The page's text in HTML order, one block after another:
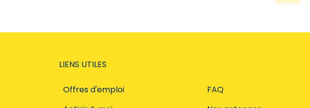
LIENS UTILES
Offres d'emploi
FAQ